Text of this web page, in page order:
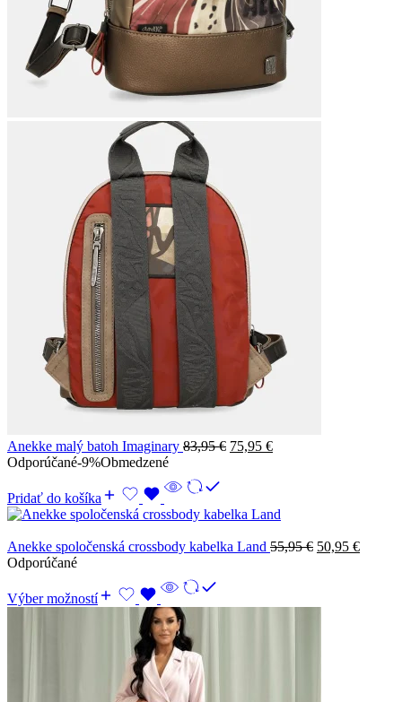
Anekke malý batoh Imaginary 83,95€ Pôvodná
75,95 €Aktuálna
Odporúčané-9%Obmedzené
Pridať do košíka
Anekke spoločenská crossbody kabelka Land 55,95€ Pôvodná
50,95 €
Odporúčané
Výber možností